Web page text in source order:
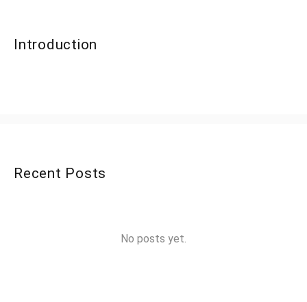
Introduction
Recent Posts
No posts yet.